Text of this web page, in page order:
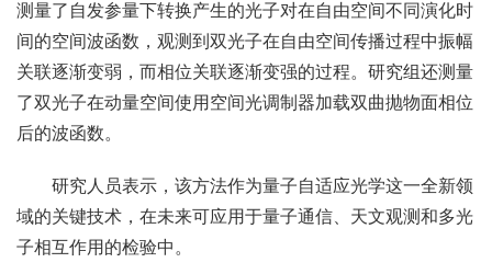
测量了自发参量下转换产生的光子对在自由空间不同演化时
间的空间波函数，观测到双光子在自由空间传播过程中振幅
关联逐渐变弱，而相位关联逐渐变强的过程。研究组还测量
了双光子在动量空间使用空间光调制器加载双曲抛物面相位
后的波函数。
研究人员表示，该方法作为量子自适应光学这一全新领
域的关键技术，在未来可应用于量子通信、天文观测和多光
子相互作用的检验中。